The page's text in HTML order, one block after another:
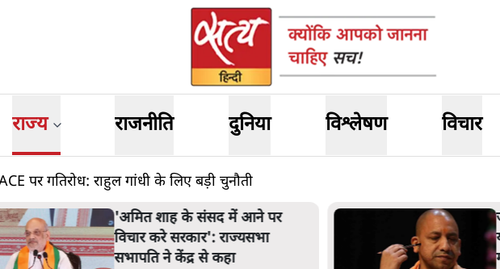
राज्य राजनीति दुनिया विश्लेषण विचार
पर गतिरोध: राहुल गांधी के लिए बड़ी चुनौती
जनता का 2.32 करोड़ रोज़ाना खर्चः
योगी सरकार ने विज्ञापनों पर उड़ाने में
मोदी 3.0 को भी पीछे छोड़ा